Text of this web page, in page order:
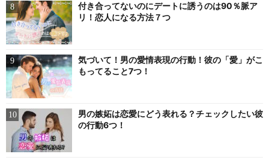
付き合ってないのにデートに誘うのは90％脈ア
リ！恋人になる方法７つ
気づいて！男の愛情表現の行動！彼の「愛」がこ
もってること7つ！
男の嫉妬は恋愛にどう表れる？チェックしたい彼
の行動6つ！